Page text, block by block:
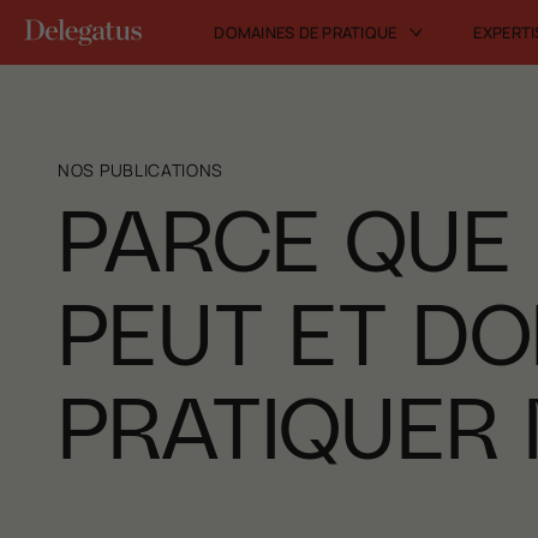
DOMAINES DE PRATIQUE
NOS PUBLICATIONS
PARCE
PEUT ET
PRATIQUER